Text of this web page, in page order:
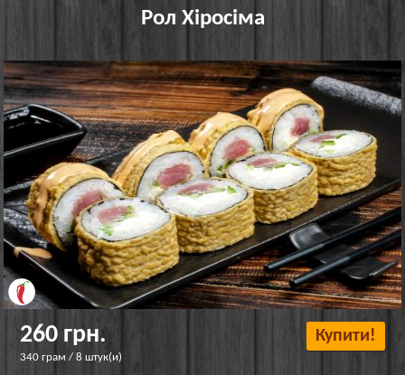
Рол Хіросіма
260 грн.
340 грам / 8 штук(и)
Купити!